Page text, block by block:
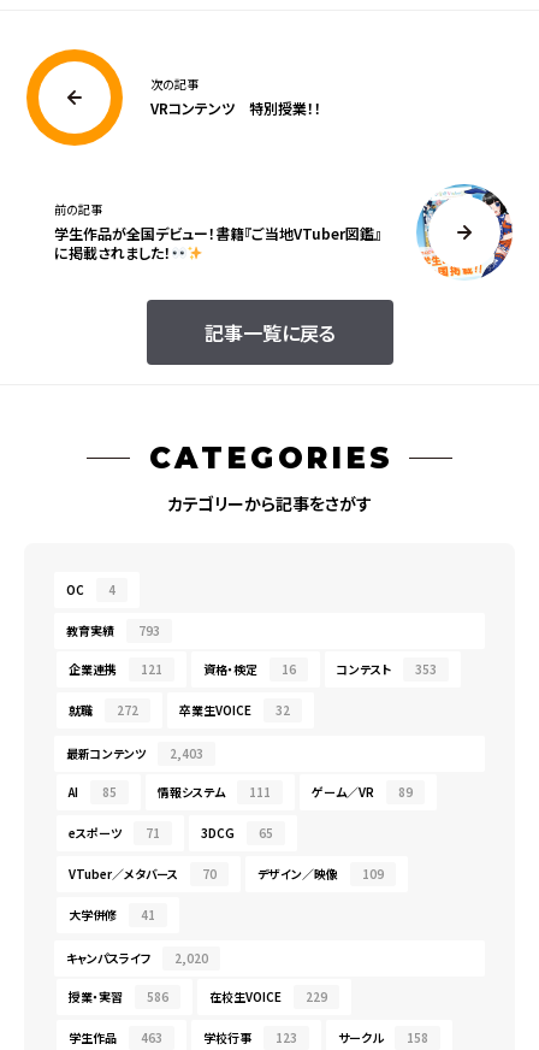
次の記事
VRコンテンツ 特別授業！！
記事一覧に戻る
前の記事
学生作品が全国デビュー！書籍『ご当地VTuber図鑑』
に掲載されました！
CATEGORIES
カテゴリーから記事をさがす
OC 4
教育実績 793
企業連携 121 資格・検定 16 コンテスト 353
就職 272 卒業生VOICE 32
最新コンテンツ 2,403
AI 85 情報システム 111 ゲーム／VR 89
eスポーツ 71 3DCG 65
VTuber／メタバース 70 デザイン／映像 109
大学併修 41
キャンパスライフ 2,020
授業・実習 586 在校生VOICE 229
学生作品 463 学校行事 123 サークル 158